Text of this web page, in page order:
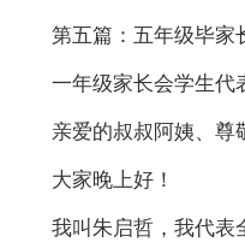
第五篇：五年级毕家
一年级家长会学生代
亲爱的叔叔阿姨、尊
大家晚上好！
我叫朱启哲，我代表